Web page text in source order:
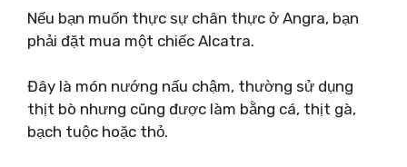
Nếu bạn muốn thực sự chân thực ở Angra, bạn
phải đặt mua một chiếc Alcatra.
Đây là món nướng nấu chậm, thường sử dụng
thịt bò nhưng cũng được làm bằng cá, thịt gà,
bạch tuộc hoặc thỏ.